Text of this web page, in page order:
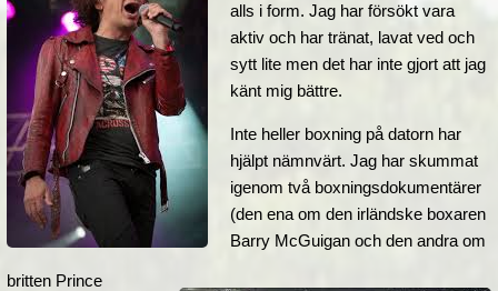
alls i form. Jag har försökt vara
aktiv och har tränat, lavat ved och
sytt lite men det har inte gjort att jag
känt mig bättre.
Inte heller boxning på datorn har
hjälpt nämnvärt. Jag har skummat
igenom två boxningsdokumentärer
(den ena om den irländske boxaren
Barry McGuigan och den andra om
britten Prince